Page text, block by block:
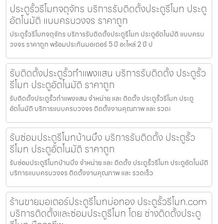
ประตูรั้วรีโมทจตุจักร บริการรับติดตั้งประตูรีโมท ประตู
อัตโนมัติ แบบครบวงจร ราคาถูก
ประตูรั้วรีโมทจตุจักร บริการรับติดตั้งประตูรีโมท ประตูอัตโนมัติ แบบครบ
วงจร ราคาถูก พร้อมประกันมอเตอร์ 5 ปี อะไหล่ 2 ปี ป
รับติดตั้งประตูรั้วกำแพงแสน บริการรับติดตั้ง ประตูรั้ว
รีโมท ประตูอัตโนมัติ ราคาถูก
รับติดตั้งประตูรั้วกำแพงแสน จำหน่าย และ ติดตั้ง ประตูรั้วรีโมท ประตู
อัตโนมัติ บริการแบบครบวงจร ติดตั้งงานคุณภาพ และ รวดเ
รับซ่อมประตูรีโมทบ้านบึง บริการรับติดตั้ง ประตูรั้ว
รีโมท ประตูอัตโนมัติ ราคาถูก
รับซ่อมประตูรีโมทบ้านบึง จำหน่าย และ ติดตั้ง ประตูรั้วรีโมท ประตูอัตโนมัติ
บริการแบบครบวงจร ติดตั้งงานคุณภาพ และ รวดเร็ว
ร้านขายมอเตอร์ประตูรีโมทบ่อทอง ประตูรั้วรีโมท.com
บริการติดตั้งและซ่อมประตูรีโมท โดย ช่างติดตั้งประตู